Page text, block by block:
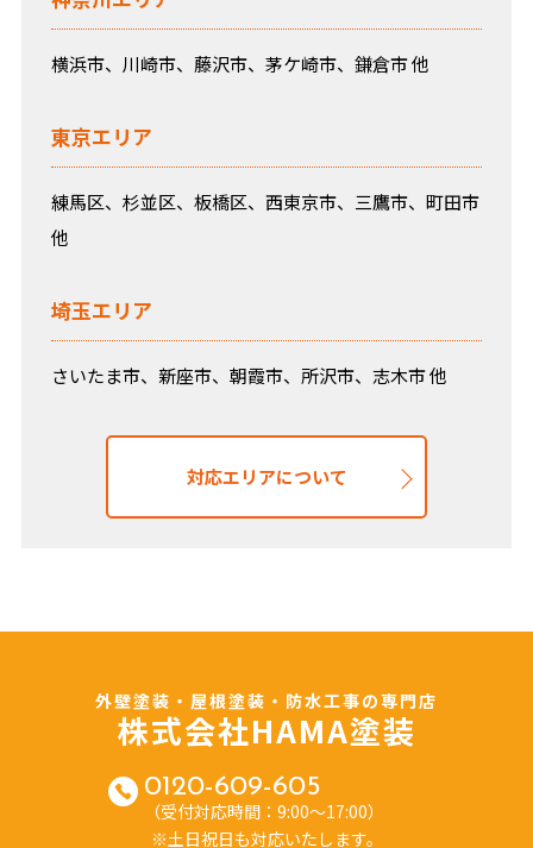
横浜市、川崎市、藤沢市、茅ケ崎市、鎌倉市 他
東京エリア
練馬区、杉並区、板橋区、西東京市、三鷹市、町田市
他
埼玉エリア
さいたま市、新座市、朝霞市、所沢市、志木市 他
対応エリアについて
外壁塗装・屋根塗装・防水工事の専門店
株式会社HAMA塗装
0120-609-605
（受付対応時間：9:00～17:00）
※土日祝日も対応いたします。